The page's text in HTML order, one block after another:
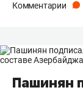
Комментарии
Пашинян